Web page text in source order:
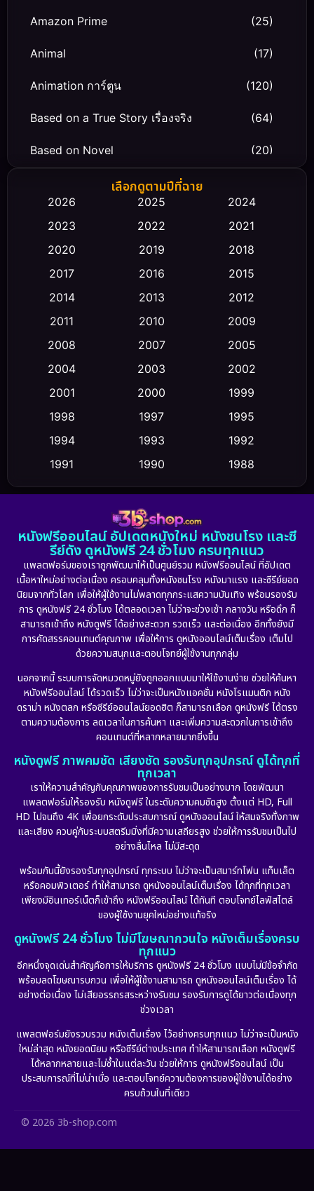
Amazon Prime (25)
Animal (17)
Animation การ์ตูน (120)
Based on a True Story เรื่องจริง (64)
Based on Novel (20)
Biography ชีวิตจริง
Classic หนังคลาสสิก (23)
Comedy ตลก (470)
Conspiracy
Crime อาชญากรรม (352)
Culture (23)
Dance เต้น
Detective สืบสวน (5)
Detective สืบสวน (56)
Disaster (10)
Disney+ (23)
Drama ดราม่า (887)
Dystopian (17)
Emotional (101)
Epic มหากาพย์ (17)
Erotic (10)
Fantasy จินตนาการ (256)
Film
Gothic (6)
HBO GO (11)
HBO Max (2)
Healing
Heist (7)
เลือกดูตามปีที่ฉาย
2026 2025
2024
2023
2022
2021
2020
2019
2018
2017
2016
2015
2014
2013
2012
2011
2010
2009
2008
2007
2005
2004
2003
2002
2001
2000
1999
1998
1997
1995
1994
1993
1992
1991
1990
1988
1986
1985
1983
1981
1974
1971 1962
หนังฟรีออนไลน์ อัปเดตหนังใหม่ หนังชนโรง และซี
รีย์ดัง ดูหนังฟรี 24 ชั่วโมง ครบทุกแนว
แพลตฟอร์มของเราถูกพัฒนาให้เป็นศูนย์รวม หนังฟรีออนไลน์ ที่อัปเดต
เนื้อหาใหม่อย่างต่อเนื่อง ครอบคลุมทั้งหนังชนโรง หนังมาแรง และซีรีย์ยอด
นิยมจากทั่วโลก เพื่อให้ผู้ใช้งานไม่พลาดทุกกระแสความบันเทิง พร้อมรองรับ
การ ดูหนังฟรี 24 ชั่วโมง ได้ตลอดเวลา ไม่ว่าจะช่วงเช้า กลางวัน หรือดึก ก็
สามารถเข้าถึง หนังดูฟรี ได้อย่างสะดวก รวดเร็ว และต่อเนื่อง อีกทั้งยังมี
การคัดสรรคอนเทนต์คุณภาพ เพื่อให้การ ดูหนังออนไลน์เต็มเรื่อง เต็มไป
ด้วยความสนุกและตอบโจทย์ผู้ใช้งานทุกกลุ่ม
นอกจากนี้ ระบบการจัดหมวดหมู่ยังถูกออกแบบมาให้ใช้งานง่าย ช่วยให้ค้นหา
หนังฟรีออนไลน์ ได้รวดเร็ว ไม่ว่าจะเป็นหนังแอคชั่น หนังโรแมนติก หนัง
ดราม่า หนังตลก หรือซีรีย์ออนไลน์ยอดฮิต ก็สามารถเลือก ดูหนังฟรี ได้ตรง
ตามความต้องการ ลดเวลาในการค้นหา และเพิ่มความสะดวกในการเข้าถึง
คอนเทนต์ที่หลากหลายมากยิ่งขึ้น
หนังดูฟรี ภาพคมชัด เสียงชัด รองรับทุกอุปกรณ์ ดูได้ทุกที่
ทุกเวลา
เราให้ความสำคัญกับคุณภาพของการรับชมเป็นอย่างมาก โดยพัฒนา
แพลตฟอร์มให้รองรับ หนังดูฟรี ในระดับความคมชัดสูง ตั้งแต่ HD, Full
HD ไปจนถึง 4K เพื่อยกระดับประสบการณ์ ดูหนังออนไลน์ ให้สมจริงทั้งภาพ
และเสียง ควบคู่กับระบบสตรีมมิ่งที่มีความเสถียรสูง ช่วยให้การรับชมเป็นไป
อย่างลื่นไหล ไม่มีสะดุด
พร้อมกันนี้ยังรองรับทุกอุปกรณ์ ทุกระบบ ไม่ว่าจะเป็นสมาร์ทโฟน แท็บเล็ต
หรือคอมพิวเตอร์ ทำให้สามารถ ดูหนังออนไลน์เต็มเรื่อง ได้ทุกที่ทุกเวลา
เพียงมีอินเทอร์เน็ตก็เข้าถึง หนังฟรีออนไลน์ ได้ทันที ตอบโจทย์ไลฟ์สไตล์
ของผู้ใช้งานยุคใหม่อย่างแท้จริง
ดูหนังฟรี 24 ชั่วโมง ไม่มีโฆษณากวนใจ หนังเต็มเรื่องครบ
ทุกแนว
อีกหนึ่งจุดเด่นสำคัญคือการให้บริการ ดูหนังฟรี 24 ชั่วโมง แบบไม่มีข้อจำกัด
พร้อมลดโฆษณารบกวน เพื่อให้ผู้ใช้งานสามารถ ดูหนังออนไลน์เต็มเรื่อง ได้
อย่างต่อเนื่อง ไม่เสียอรรถรสระหว่างรับชม รองรับการดูได้ยาวต่อเนื่องทุก
ช่วงเวลา
แพลตฟอร์มยังรวบรวม หนังเต็มเรื่อง ไว้อย่างครบทุกแนว ไม่ว่าจะเป็นหนัง
ใหม่ล่าสุด หนังยอดนิยม หรือซีรีย์ต่างประเทศ ทำให้สามารถเลือก หนังดูฟรี
ได้หลากหลายและไม่ซ้ำในแต่ละวัน ช่วยให้การ ดูหนังฟรีออนไลน์ เป็น
ประสบการณ์ที่ไม่น่าเบื่อ และตอบโจทย์ความต้องการของผู้ใช้งานได้อย่าง
ครบถ้วนในที่เดียว
© 2026 3b-shop.com